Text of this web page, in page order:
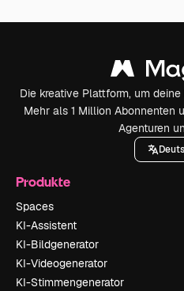
Die kreative Plattform, um
Mehr als 1 Million Abonnenten
Agenturen
Produkte
Spaces
KI-Assistent
KI-Bildgenerator
KI-Videogenerator
KI-Stimmengenerator